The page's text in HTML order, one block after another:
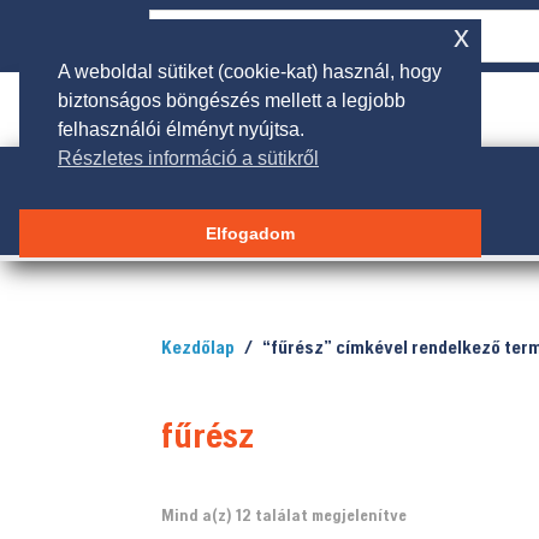
 rendeles@galgakertigep.hu
Kezdőlap / “fűrész” címkével rendelkező
fűrész
Mind a(z) 12 találat megjelenítveSorted
A weboldal sütiket (cookie-kat) használ, hogy
biztonságos böngészés mellett a legjobb
felhasználói élményt nyújtsa.
Részletes információ a sütikről
Elfogadom
x